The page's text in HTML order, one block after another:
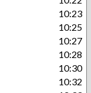
10:23
10:25
10:27
10:28
10:30
10:32